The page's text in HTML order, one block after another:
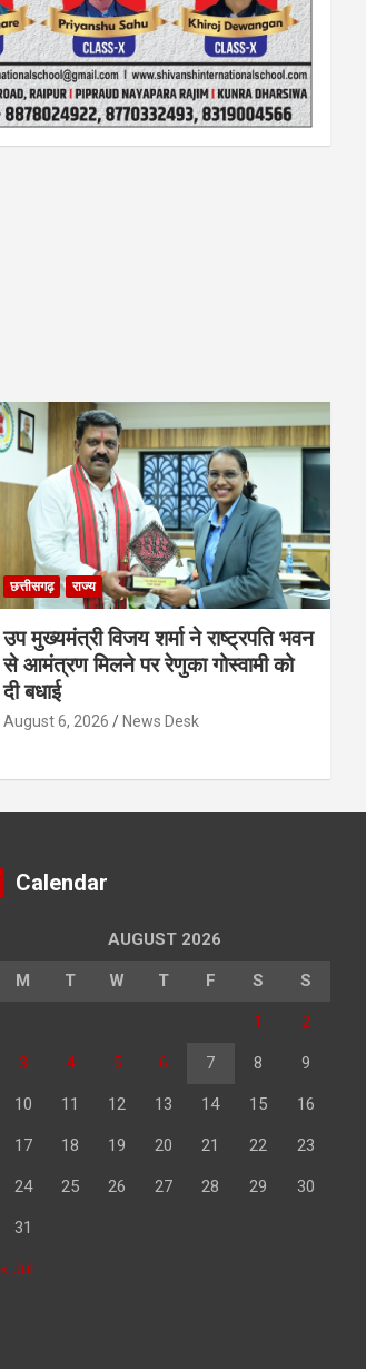
छत्तीसगढ़ राज्य
उप मुख्यमंत्री विजय शर्मा ने राष्ट्रपति भवन
से आमंत्रण मिलने पर रेणुका गोस्वामी को
दी बधाई
August 6, 2026 News Desk
Calendar
AUGUST 2026
M T W T F S S
1 2
3 4 5 6 7 8 9
10 11 12 13 14 15 16
17 18 19 20 21 22 23
24 25 26 27 28 29 30
31
« Jul